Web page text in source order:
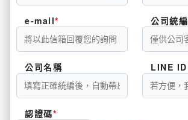
e-mail 公司統編
公司名稱 LINE ID
認證碼